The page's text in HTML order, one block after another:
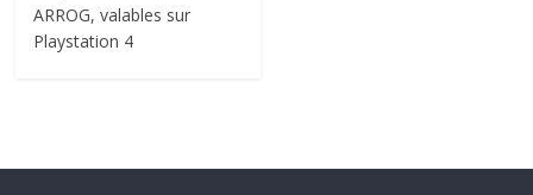
ARROG, valables sur
Playstation 4